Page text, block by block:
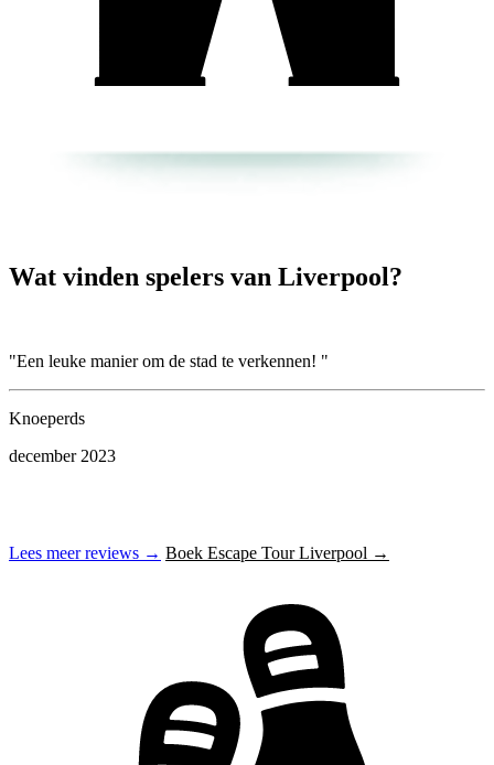
Wat vinden spelers van Liverpool?
"Een leuke manier om de stad te verkennen! "
Knoeperds
december 2023
Lees meer reviews → Boek Escape Tour Liverpool →